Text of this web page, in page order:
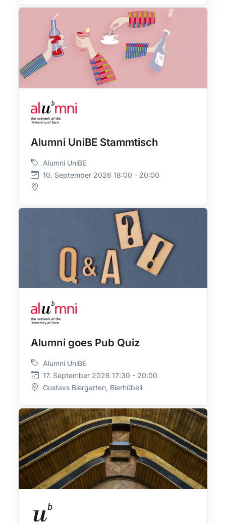
Alumni UniBE Stammtisch
Alumni UniBE
10. September 2026 18:00 - 20:00
Alumni goes Pub Quiz
Alumni UniBE
17. September 2026 17:30 - 20:00
Gustavs Biergarten, Bierhübeli